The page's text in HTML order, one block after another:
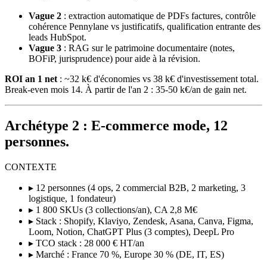
Vague 2 : extraction automatique de PDFs factures, contrôle
cohérence Pennylane vs justificatifs, qualification entrante des
leads HubSpot.
Vague 3 : RAG sur le patrimoine documentaire (notes,
BOFiP, jurisprudence) pour aide à la révision.
ROI an 1 net : ~32 k€ d'économies vs 38 k€ d'investissement total.
Break-even mois 14. À partir de l'an 2 : 35-50 k€/an de gain net.
Archétype 2 : E-commerce mode, 12
personnes.
CONTEXTE
▸ 12 personnes (4 ops, 2 commercial B2B, 2 marketing, 3
logistique, 1 fondateur)
▸ 1 800 SKUs (3 collections/an), CA 2,8 M€
▸ Stack : Shopify, Klaviyo, Zendesk, Asana, Canva, Figma,
Loom, Notion, ChatGPT Plus (3 comptes), DeepL Pro
▸ TCO stack : 28 000 € HT/an
▸ Marché : France 70 %, Europe 30 % (DE, IT, ES)